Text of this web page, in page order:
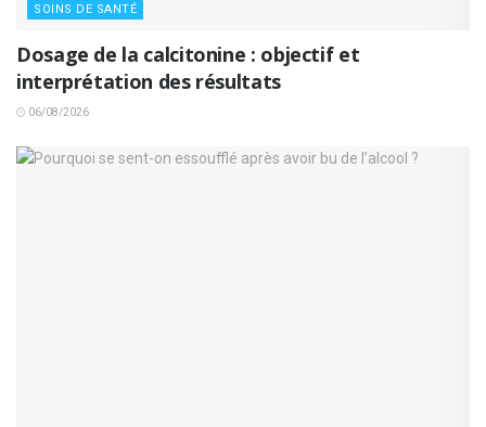
SOINS DE SANTÉ
Dosage de la calcitonine : objectif et
interprétation des résultats
06/08/2026